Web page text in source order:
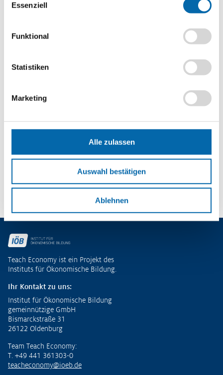
Essenziell
Funktional
Statistiken
Marketing
Alle zulassen
Auswahl bestätigen
Ablehnen
Ökonomische Modelle in 30 Minuten
Unternehmerisch Denken und Handeln
– Potenziale entdecken und
ökonomische Kompetenzen entwickeln
Zu den Publikationen
Teach Economy ist ein Projekt des
Instituts für Ökonomische Bildung.
Ihr Kontakt zu uns:
Institut für Ökonomische Bildung
gemeinnützige GmbH
Bismarckstraße 31
26122 Oldenburg
Team Teach Economy:
T. +49 441 361303-0
teacheconomy@ioeb.de